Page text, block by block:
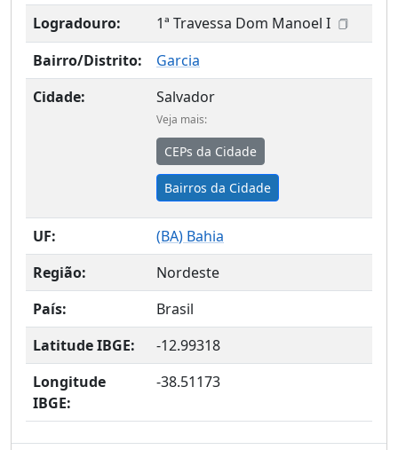
Logradouro:
1ª Travessa Dom Manoel I
Bairro/Distrito:
Garcia
Cidade:
Salvador
Veja mais:
CEPs da Cidade
Bairros da Cidade
UF: (BA) Bahia
Região:
Nordeste
País:
Brasil
Latitude IBGE:
-12.99318
Longitude
IBGE:
-38.51173